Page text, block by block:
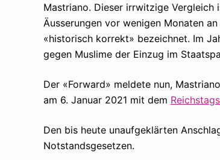
Mastriano. Dieser irrwitzige Vergleich
Äusserungen vor wenigen Monaten
«historisch korrekt» bezeichnet. Im
gegen Muslime der Einzug im
Der «Forward» meldete nun,
am 6. Januar 2021 mit dem
Den bis heute unaufgeklärten
Notstandsgesetzen.